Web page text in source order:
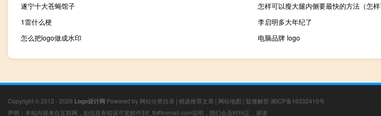
遂宁十大苍蝇馆子
怎样可以瘦大腿内侧要最快的方法（怎样
1雷什么梗
李启明多大年纪了
怎么把logo做成水印
电脑品牌 logo
Copyright © 2012 - 2026 Logo设计网 Powered by 网站分类目录 | 精选推荐文章 | 网站地图 | 疑难解答 湘ICP备16332410号
声明：本站内容来自互联网，如信息有错误可发邮件到f_fb#foxmail.com说明，我们会及时纠正，谢谢